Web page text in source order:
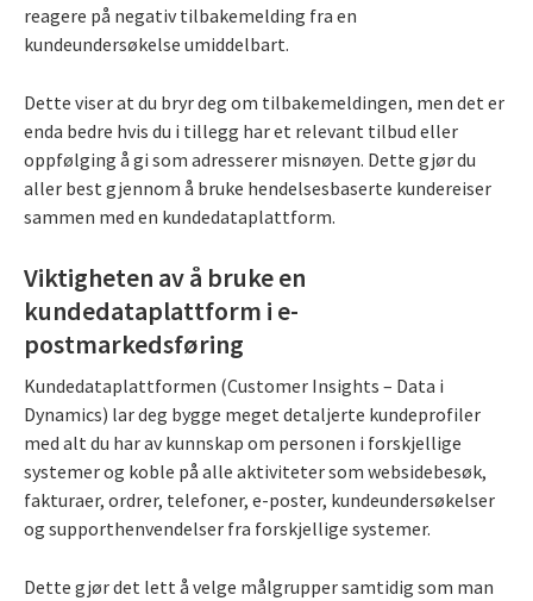
reagere på negativ tilbakemelding fra en
kundeundersøkelse umiddelbart.
Dette viser at du bryr deg om tilbakemeldingen, men det er
enda bedre hvis du i tillegg har et relevant tilbud eller
oppfølging å gi som adresserer misnøyen. Dette gjør du
aller best gjennom å bruke hendelsesbaserte kundereiser
sammen med en kundedataplattform.
Viktigheten av å bruke en
kundedataplattform i e-
postmarkedsføring
Kundedataplattformen (Customer Insights – Data i
Dynamics) lar deg bygge meget detaljerte kundeprofiler
med alt du har av kunnskap om personen i forskjellige
systemer og koble på alle aktiviteter som websidebesøk,
fakturaer, ordrer, telefoner, e-poster, kundeundersøkelser
og supporthenvendelser fra forskjellige systemer.
Dette gjør det lett å velge målgrupper samtidig som man